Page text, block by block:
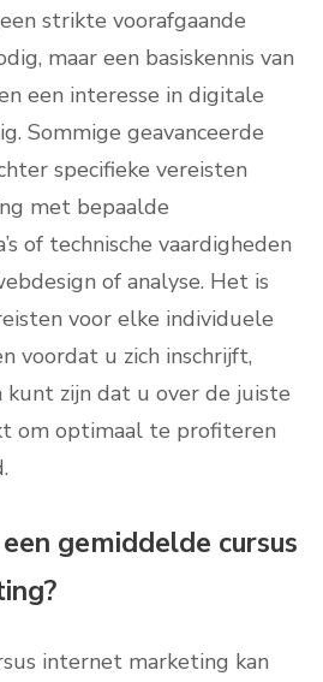
strikte voorafgaande
maar een basiskennis van
een interesse in digitale
Sommige geavanceerde
specifieke vereisten
met bepaalde
of technische vaardigheden
of analyse. Het is
voor elke individuele
voordat u zich inschrijft,
kunt zijn dat u over de juiste
om optimaal te profiteren
gemiddelde cursus
internet marketing kan